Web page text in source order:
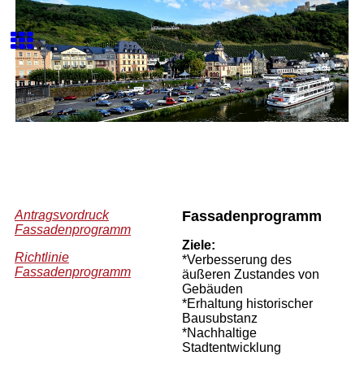
Antragsvordruck
Fassadenprogramm
Richtlinie
Fassadenprogramm
Fassadenprogramm
Ziele:
*Verbesserung des
äußeren Zustandes von
Gebäuden
*Erhaltung historischer
Bausubstanz
*Nachhaltige
Stadtentwicklung